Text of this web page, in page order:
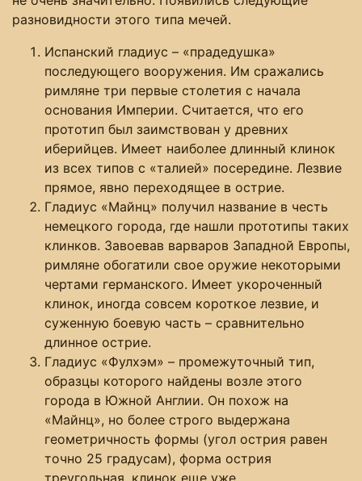
разновидности этого типа мечей.
Испанский гладиус – «прадедушка»
последующего вооружения. Им сражались
римляне три первые столетия с начала
основания Империи. Считается, что его
прототип был заимствован у древних
иберийцев. Имеет наиболее длинный клинок
из всех типов с «талией» посередине. Лезвие
прямое, явно переходящее в острие.
Гладиус «Майнц» получил название в честь
немецкого города, где нашли прототипы таких
клинков. Завоевав варваров Западной Европы,
римляне обогатили свое оружие некоторыми
чертами германского. Имеет укороченный
клинок, иногда совсем короткое лезвие, и
суженную боевую часть – сравнительно
длинное острие.
Гладиус «Фулхэм» – промежуточный тип,
образцы которого найдены возле этого
города в Южной Англии. Он похож на
«Майнц», но более строго выдержана
геометричность формы (угол острия равен
точно 25 градусам), форма острия
треугольная, клинок еще уже.